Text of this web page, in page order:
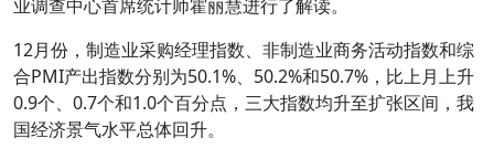
业调查中心首席统计师霍丽慧进行了解读。
12月份，制造业采购经理指数、非制造业商务活动指数和综
合PMI产出指数分别为50.1%、50.2%和50.7%，比上月上升
0.9个、0.7个和1.0个百分点，三大指数均升至扩张区间，我
国经济景气水平总体回升。